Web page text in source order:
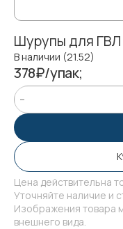
Шурупы для
В наличии (21.52)
378₽/упак;
Цена действительна
Уточняйте наличие и
Изображения товара
внешнего вида.